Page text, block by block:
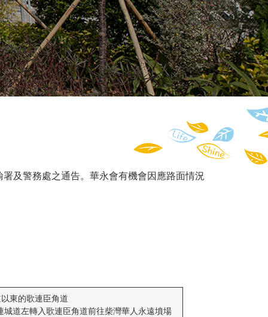
及警務處之通告。華永會有機會因應路面情況
東的歌連臣角道
城道左轉入歌連臣角道前往柴灣華人永遠墳場